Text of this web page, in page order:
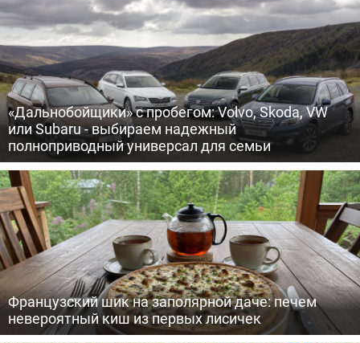
«Дальнобойщики» с пробегом: Volvo, Skoda, VW
или Subaru - выбираем надежный
полноприводный универсал для семьи
Французский шик на заполярной даче: печем
невероятный киш из первых лисичек